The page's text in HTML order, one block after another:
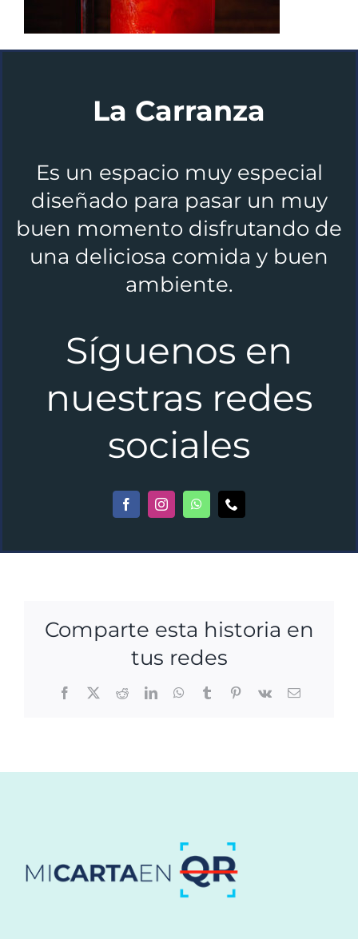
La Carranza
Es un espacio muy especial
diseñado para pasar un muy
buen momento disfrutando de
una deliciosa comida y buen
ambiente.
Síguenos en
nuestras redes
sociales
Comparte esta historia en
tus redes
Facebook
X RedditLinkedInWhatsApp
TumblrPinterest
Vk
Correo